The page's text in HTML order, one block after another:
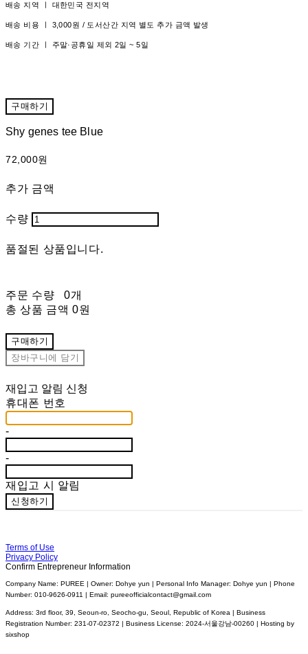
배송 지역 ㅣ 대한민국 전지역
배송 비용 ㅣ 3,000원 / 도서산간 지역 별도 추가 금액 발생
배송 기간 ㅣ 주말·공휴일 제외 2일 ~ 5일
구매하기
Shy genes tee Blue
72,000원
추가 금액
수량
품절된 상품입니다.
주문 수량
0개
총 상품 금액 0원
구매하기
장바구니에 담기
재입고 알림 신청
휴대폰 번호
-
-
재입고 시 알림
신청하기
Terms of Use
Privacy Policy
Confirm Entrepreneur Information
Company Name: PUREE | Owner: Dohye yun | Personal Info Manager: Dohye yun | Phone
Number: 010-9626-0911 | Email: pureeofficialcontact@gmail.com
Address: 3rd floor, 39, Seoun-ro, Seocho-gu, Seoul, Republic of Korea | Business
Registration Number: 231-07-02372 | Business License: 2024-서울강남-00260 | Hosting by
sixshop